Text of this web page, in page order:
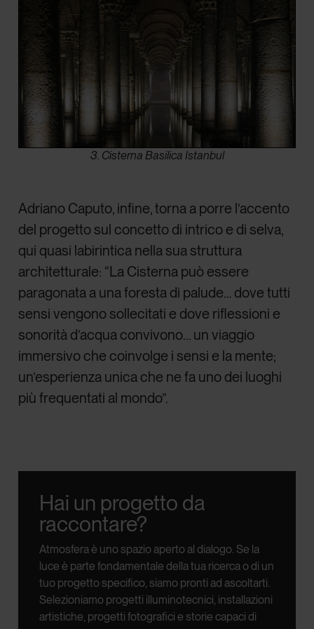
3. Cisterna Basilica Istanbul
Adriano Caputo, infine, torna a porre l’accento
del progetto sul concetto di intrico e di selva,
qui quasi labirintica nella sua struttura
architetturale: “La Cisterna può essere
paragonata a una foresta di palude… dove tutti
sensi vengono sollecitati e dove riflessioni e
sonorità d’acqua convivono… un viaggio
immersivo che coinvolge i sensi e la mente;
un’esperienza unica che ne fa uno dei luoghi
più frequentati al mondo”.
Hai un progetto da
raccontare?
Atmosfera è uno spazio aperto al dialogo.Se la
luce è parte fondamentale della tua ricerca o di un
tuo progetto specifico, siamo pronti ad ascoltarti.
Selezioniamo progetti illuminotecnici, installazioni
artistiche, progetti fotografici e storie capaci di